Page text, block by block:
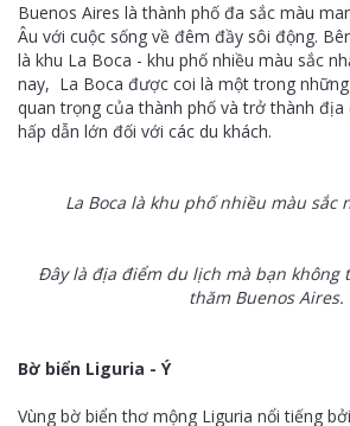
Buenos Aires là thành phố đa sắc màu
Âu với cuộc sống về đêm đầy sôi động.
là khu La Boca - khu phố nhiều màu sắc
nay, La Boca được coi là một trong
quan trọng của thành phố và trở thành
hấp dẫn lớn đối với các du khách.
La Boca là khu phố nhiều màu sắc
Đây là địa điểm du lịch mà bạn không
thăm Buenos Aires.
Bờ biển Liguria - Ý
Vùng bờ biển thơ mộng Liguria nổi tiếng